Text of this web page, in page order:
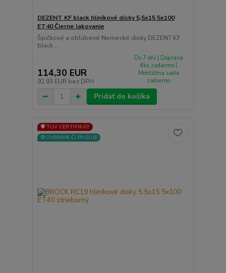
DEZENT KF black hliníkové disky 5,5x15 5x100
ET40 Čierne lakovanie
Špičkové a obľúbené Nemecké disky DEZENT KF
black ...
114,30 EUR
92,93 EUR bez DPH
Do 7 dní | Doprava
4ks zadarmo |
Montážna sada
zadarmo
Pridať do košíka
🛡️ TÜV CERTIFIKÁT
⚙️OVERÍME ČI PASUJE